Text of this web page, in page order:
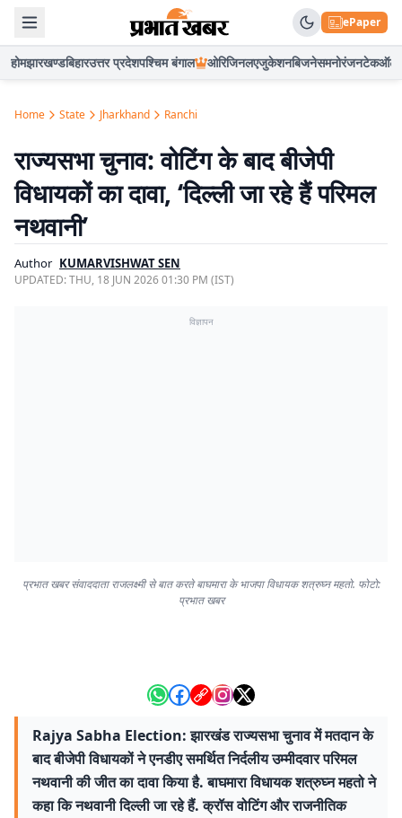
ePaper
होमझारखण्डबिहारउत्तर प्रदेशपश्चिम बंगाल ओरिजिनलएजुकेशनबिजनेसमनोरंजनटेकऑटो
Home State Jharkhand Ranchi
राज्यसभा चुनाव: वोटिंग के बाद बीजेपी
विधायकों का दावा, ‘दिल्ली जा रहे हैं परिमल
नथवानी’
Author KUMARVISHWAT SEN
UPDATED:THU, 18 JUN 2026 01:30 PM (IST)
विज्ञापन
प्रभात खबर संवाददाता राजलक्ष्मी से बात करते बाघमारा के भाजपा विधायक शत्रुघ्न महतो. फोटो:
प्रभात खबर
Rajya Sabha Election: झारखंड राज्यसभा चुनाव में मतदान के
बाद बीजेपी विधायकों ने एनडीए समर्थित निर्दलीय उम्मीदवार परिमल
नथवानी की जीत का दावा किया है. बाघमारा विधायक शत्रुघ्न महतो ने
कहा कि नथवानी दिल्ली जा रहे हैं. क्रॉस वोटिंग और राजनीतिक